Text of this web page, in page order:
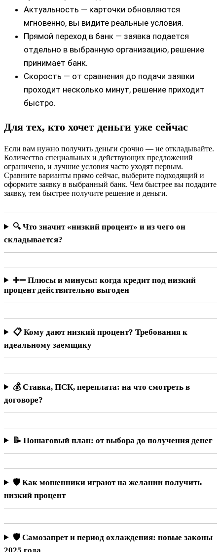
Актуальность — карточки обновляются
мгновенно, вы видите реальные условия.
Прямой переход в банк — заявка подается
отдельно в выбранную организацию, решение
принимает банк.
Скорость — от сравнения до подачи заявки
проходит несколько минут, решение приходит
быстро.
Для тех, кто хочет деньги уже сейчас
Если вам нужно получить деньги срочно — не откладывайте.
Количество специальных и действующих предложений
ограничено, и лучшие условия часто уходят первым.
Сравните варианты прямо сейчас, выберите подходящий и
оформите заявку в выбранный банк. Чем быстрее вы подадите
заявку, тем быстрее получите решение и деньги.
🔍 Что значит «низкий процент» и из чего он
складывается?
➕➖ Плюсы и минусы: когда кредит под низкий
процент действительно выгоден
📋 Кому дают низкий процент? Требования к
идеальному заемщику
💰 Ставка, ПСК, переплата: на что смотреть в
договоре?
📝 Пошаговый план: от выбора до получения денег
🛡️ Как мошенники играют на желании получить
низкий процент
🛡️ Самозапрет и период охлаждения: новые законы